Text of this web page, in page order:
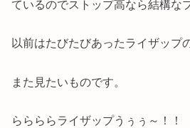
ているのでストップ高なら結構な
以前はたびたびあったライザップ
また見たいものです。
ららららライザップうぅぅ～！！